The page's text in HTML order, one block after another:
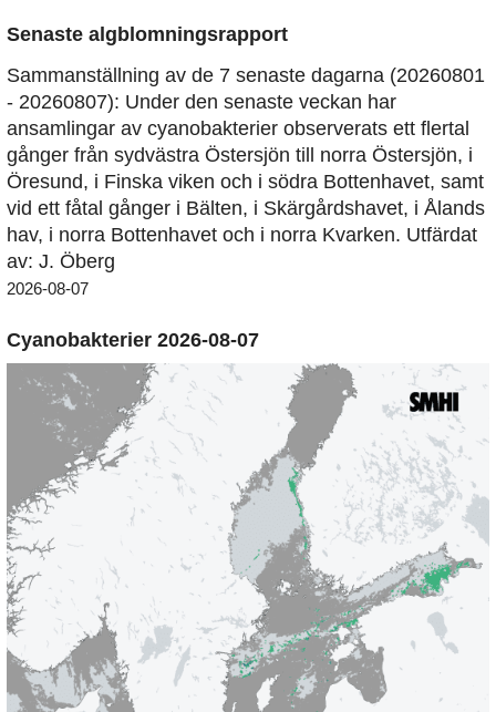
Senaste algblomningsrapport
Sammanställning av de 7 senaste dagarna (20260801
- 20260807): Under den senaste veckan har
ansamlingar av cyanobakterier observerats ett flertal
gånger från sydvästra Östersjön till norra Östersjön, i
Öresund, i Finska viken och i södra Bottenhavet, samt
vid ett fåtal gånger i Bälten, i Skärgårdshavet, i Ålands
hav, i norra Bottenhavet och i norra Kvarken. Utfärdat
av: J. Öberg
2026-08-07
Cyanobakterier 2026-08-07